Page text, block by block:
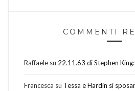
COMMENTI
Raffaele su 22.11.63 di Stephen
Francesca su Tessa e Hardin si